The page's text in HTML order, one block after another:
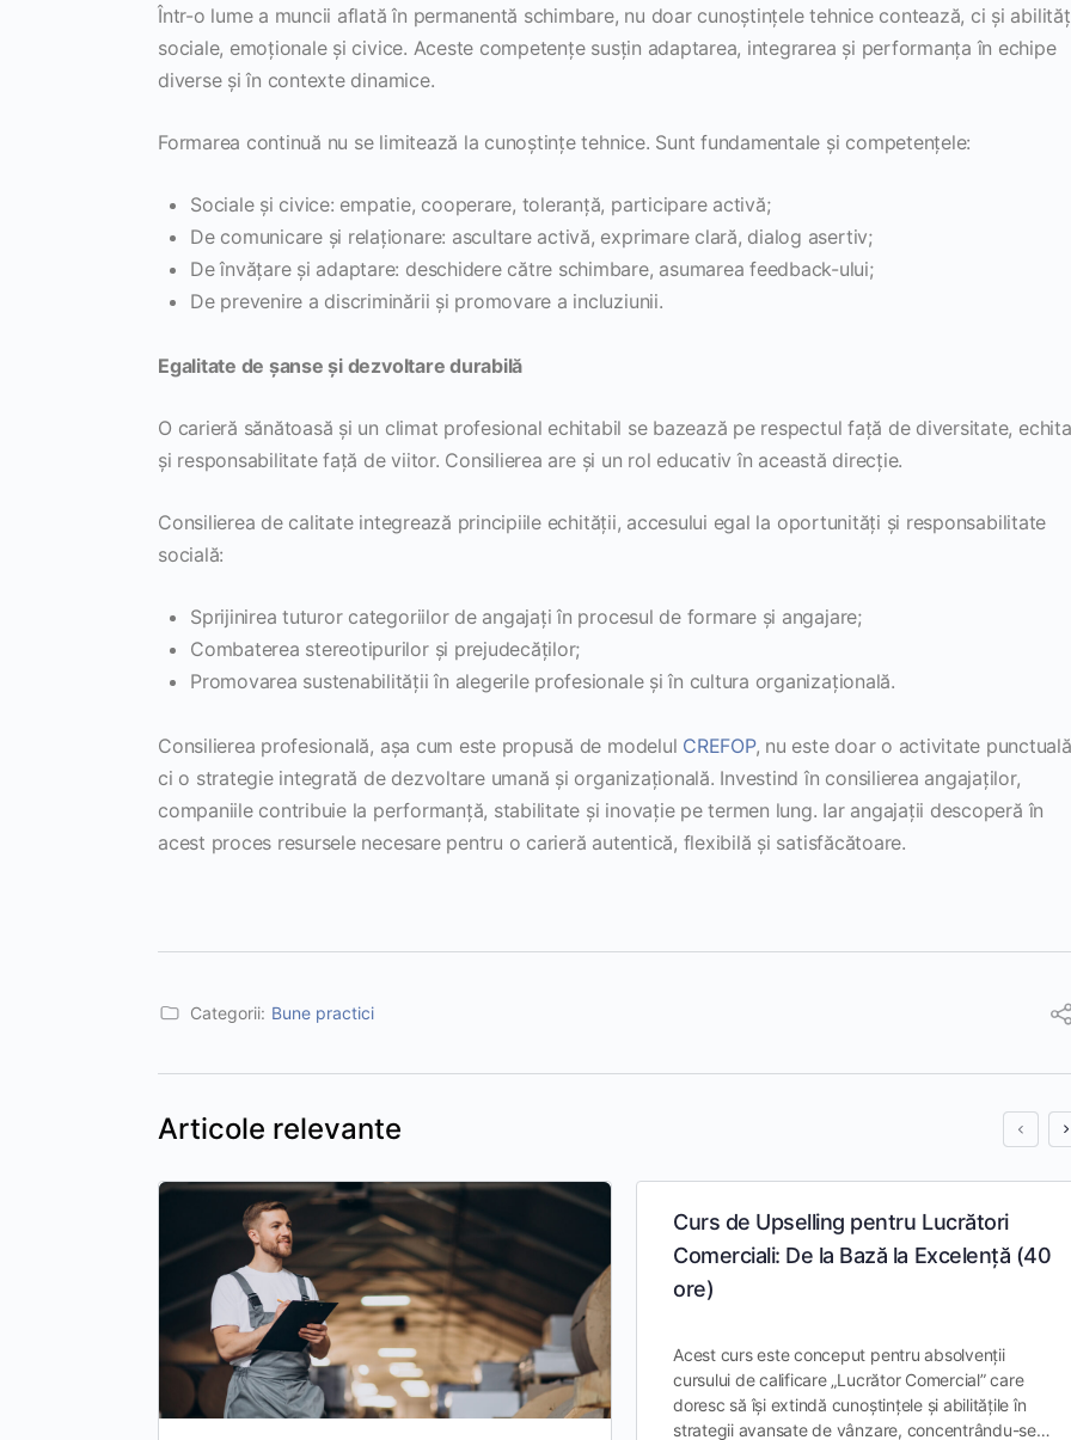
Într-o lume a muncii aflată în permanentă schimbare, nu doar cunoștințele tehnice contează, ci și
sociale, emoționale și civice. Aceste competențe susțin adaptarea, integrarea și performanța în echipe
diverse și în contexte dinamice.
Formarea continuă nu se limitează la cunoștințe tehnice. Sunt fundamentale și competențele:
Sociale și civice: empatie, cooperare, toleranță, participare activă;
De comunicare și relaționare: ascultare activă, exprimare clară, dialog asertiv;
De învățare și adaptare: deschidere către schimbare, asumarea feedback-ului;
De prevenire a discriminării și promovare a incluziunii.
Egalitate de șanse și dezvoltare durabilă
O carieră sănătoasă și un climat profesional echitabil se bazează pe respectul față de diversitate,
și responsabilitate față de viitor. Consilierea are și un rol educativ în această direcție.
Consilierea de calitate integrează principiile echității, accesului egal la oportunități și responsabilitate
socială:
Sprijinirea tuturor categoriilor de angajați în procesul de formare și angajare;
Combaterea stereotipurilor și prejudecăților;
Promovarea sustenabilității în alegerile profesionale și în cultura organizațională.
Consilierea profesională, așa cum este propusă de modelul CREFOP, nu este doar o activitate
ci o strategie integrată de dezvoltare umană și organizațională. Investind în consilierea angajaților,
companiile contribuie la performanță, stabilitate și inovație pe termen lung. Iar angajații descoperă în
acest proces resursele necesare pentru o carieră autentică, flexibilă și satisfăcătoare.
Categorii: Bune practici
Articole relevante
Curs de Upselling pentru Lucrători
Comerciali: De la Bază la Excelență (40
ore)
Acest curs este conceput pentru absolvenții
cursului de calificare „Lucrător Comercial” care
doresc să își extindă cunoștințele și abilitățile în
strategii avansate de vânzare, concentrându-se…